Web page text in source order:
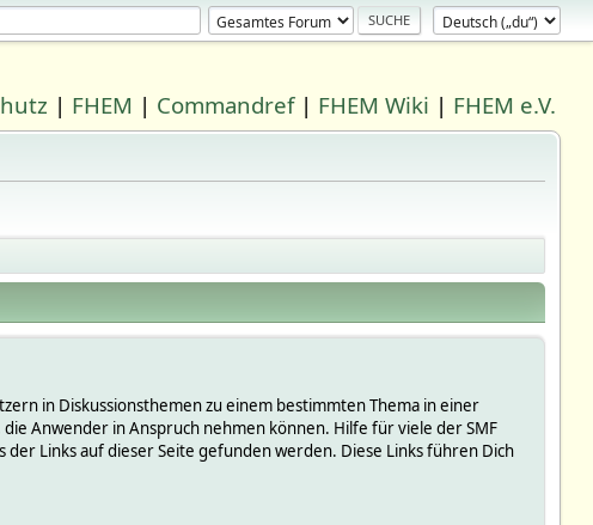
| FHEM | Commandref| FHEM Wiki | FHEM e.V.
in Diskussionsthemen zu einem bestimmten Thema in einer
Anwender in Anspruch nehmen können. Hilfe für viele der SMF
Links auf dieser Seite gefunden werden. Diese Links führen Dich